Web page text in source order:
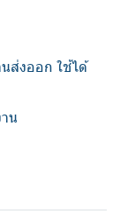
ส่งออก ใช้ได้
น